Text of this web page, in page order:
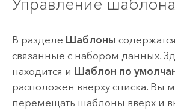
Управление
В разделе Шаблоны
связанные с набором данных.
находится и Шаблон по
расположен вверху списка. Вы
перемещать шаблоны вверх и